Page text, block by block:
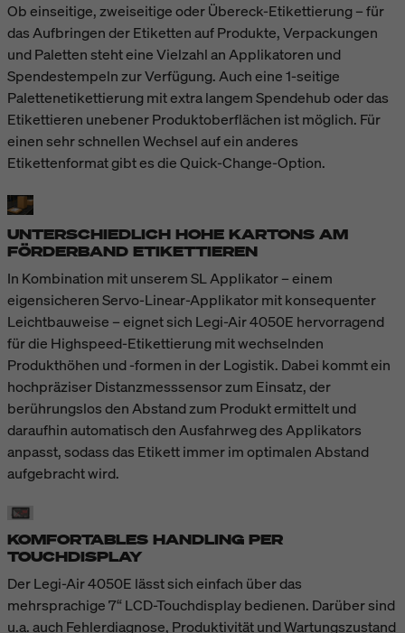
Ob einseitige, zweiseitige oder Übereck-Etikettierung – für
das Aufbringen der Etiketten auf Produkte, Verpackungen
und Paletten steht eine Vielzahl an Applikatoren und
Spendestempeln zur Verfügung. Auch eine 1-seitige
Palettenetikettierung mit extra langem Spendehub oder das
Etikettieren unebener Produktoberflächen ist möglich. Für
einen sehr schnellen Wechsel auf ein anderes
Etikettenformat gibt es die Quick-Change-Option.
UNTERSCHIEDLICH HOHE KARTONS AM
FÖRDERBAND ETIKETTIEREN
In Kombination mit unserem SL Applikator – einem
eigensicheren Servo-Linear-Applikator mit konsequenter
Leichtbauweise – eignet sich Legi-Air 4050E hervorragend
für die Highspeed-Etikettierung mit wechselnden
Produkthöhen und -formen in der Logistik. Dabei kommt ein
hochpräziser Distanzmesssensor zum Einsatz, der
berührungslos den Abstand zum Produkt ermittelt und
daraufhin automatisch den Ausfahrweg des Applikators
anpasst, sodass das Etikett immer im optimalen Abstand
aufgebracht wird.
KOMFORTABLES HANDLING PER
TOUCHDISPLAY
Der Legi-Air 4050E lässt sich einfach über das
mehrsprachige 7“ LCD-Touchdisplay bedienen. Darüber sind
u.a. auch Fehlerdiagnose, Produktivität und Wartungszustand